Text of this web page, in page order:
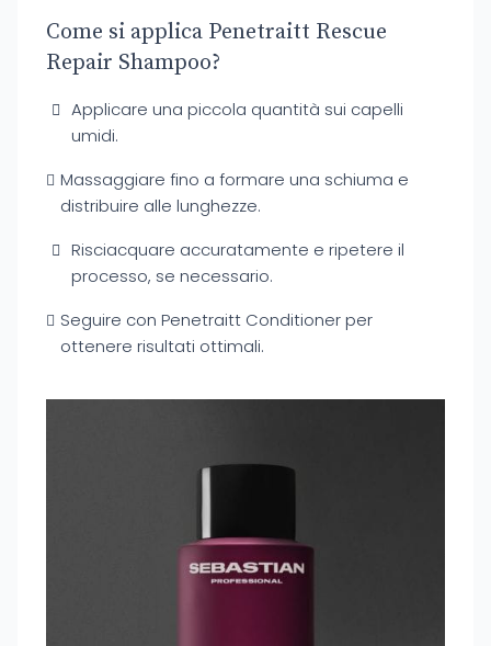
Come si applica Penetraitt Rescue
Repair Shampoo?
Applicare una piccola quantità sui capelli
umidi.
Massaggiare fino a formare una schiuma e
distribuire alle lunghezze.
Risciacquare accuratamente e ripetere il
processo, se necessario.
Seguire con Penetraitt Conditioner per
ottenere risultati ottimali.